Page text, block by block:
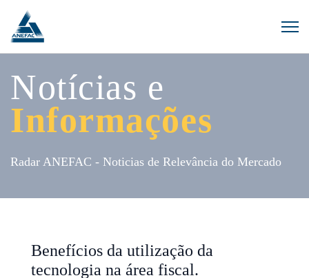
Notícias e
Informações
Radar ANEFAC - Noticias de Relevância do Mercado
Benefícios da utilização da
tecnologia na área fiscal.